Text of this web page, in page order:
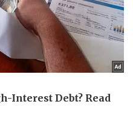
Sành điệu